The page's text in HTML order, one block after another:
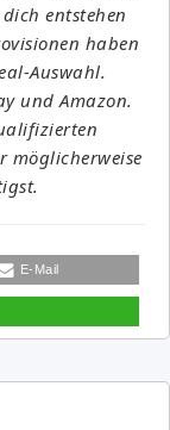
entstehen
haben
Auswahl.
und Amazon.
möglicherweise
E-Mail